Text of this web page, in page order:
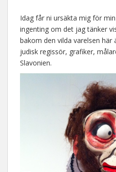
Idag får ni ursäkta mig för
ingenting om det jag tänker
bakom den vilda varelsen här
judisk regissör, grafiker,
Slavonien.